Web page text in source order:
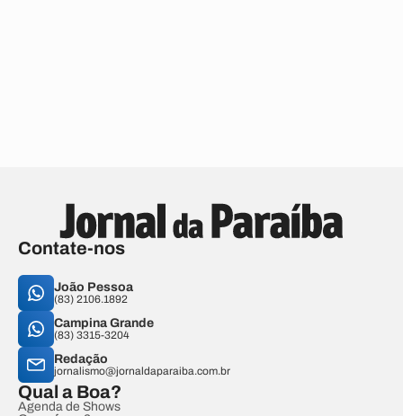
Contate-nos
João Pessoa
(83) 2106.1892
Campina Grande
(83) 3315-3204
Redação
jornalismo@jornaldaparaiba.com.br
Qual a Boa?
Agenda de Shows